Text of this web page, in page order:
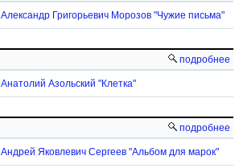
Александр Григорьевич Морозов "Чужие письма"
подробнее
Анатолий Азольский "Клетка"
подробнее
Андрей Яковлевич Сергеев "Альбом для марок"